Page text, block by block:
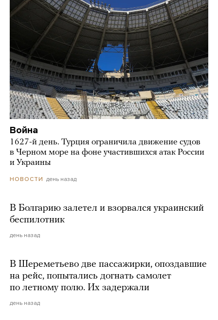
Война
1627-й день. Турция ограничила движение судов
в Черном море на фоне участившихся атак России
и Украины
НОВОСТИ день назад
В Болгарию залетел и взорвался украинский
беспилотник
день назад
В Шереметьево две пассажирки, опоздавшие
на рейс, попытались догнать самолет
по летному полю. Их задержали
день назад